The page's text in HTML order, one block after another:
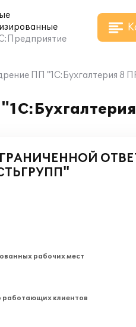
ПП
рабочих мест
работающих клиентов